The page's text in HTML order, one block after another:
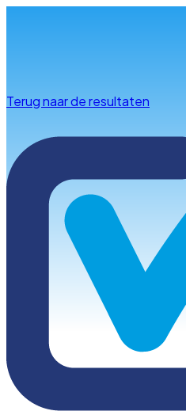
Terug naar de resultaten